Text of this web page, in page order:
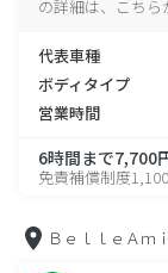
の詳細は、こちら
代表車種
ボディタイプ
営業時間
6時間まで7,700
免責補償制度
ＢｅｌｌｅＡｍ